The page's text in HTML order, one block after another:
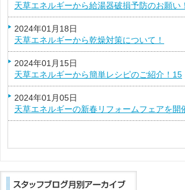
天草エネルギーから給湯器破損予防のお願
2024年01月18日
天草エネルギーから乾燥対策について！
2024年01月15日
天草エネルギーから簡単レシピのご紹介！15
2024年01月05日
天草エネルギーの新春リフォームフェアを開